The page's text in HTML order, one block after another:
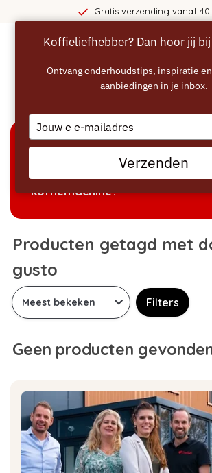
Gratis verzending vanaf
Welke producten passen bij
koffiemachine?
Producten getagd met
gusto
Filters
Geen producten
Koffieliefhebber? Dan hoor jij
Ontvang onderhoudstips, inspiratie
aanbiedingen in je inbox.
Type
your
email
Verzenden